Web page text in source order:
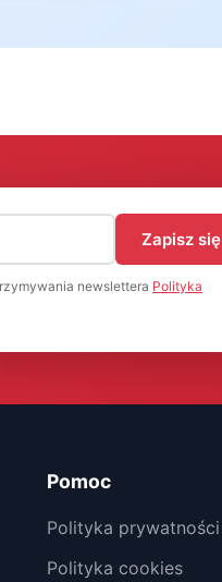
Zapisz się
newslettera Polityka
Pomoc
Polityka prywatności
Polityka cookies